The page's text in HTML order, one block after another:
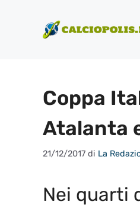
contenuto
Coppa
Atalanta
21/12/2017 di La
Nei quarti